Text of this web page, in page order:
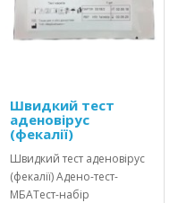
Швидкий тест
аденовірус
(фекалії)
Швидкий тест аденовірус
(фекалії) Адено-тест-
МБАТест-набір